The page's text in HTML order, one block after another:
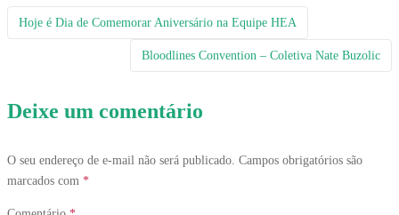
Navegação
Postagem
Hoje é Dia de Comemorar Aniversário na Equipe HEA
Bloodlines Convention – Coletiva Nate Buzolic
Deixe um comentário
O seu endereço de e-mail não será publicado. Campos obrigatórios são
marcados com *